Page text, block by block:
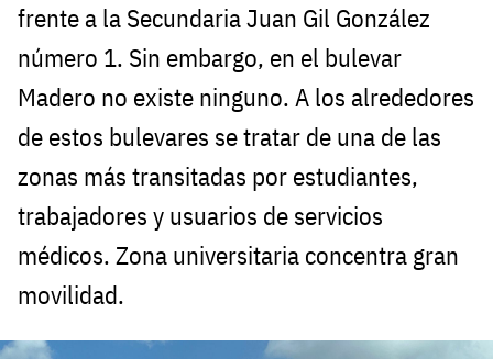
frente a la Secundaria Juan Gil González
número 1. Sin embargo, en el bulevar
Madero no existe ninguno. A los alrededores
de estos bulevares se tratar de una de las
zonas más transitadas por estudiantes,
trabajadores y usuarios de servicios
médicos. Zona universitaria concentra gran
movilidad.